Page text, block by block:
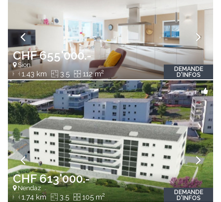
CHF 655'000.-
Sion
1.43 km 3.5 112 m2
DEMANDE
D'INFOS
CHF 613'000.-
Nendaz
1.74 km 3.5 105 m2
DEMANDE
D'INFOS